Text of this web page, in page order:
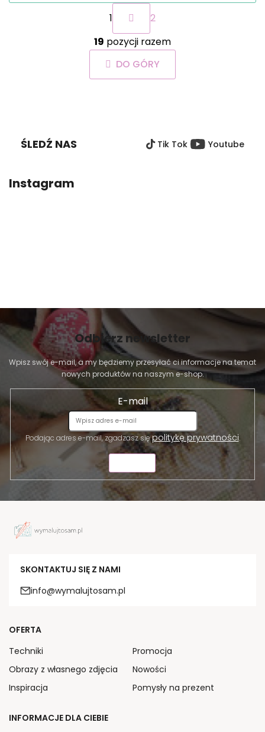
K
o
n
t
r
P
a
g
i
n
a
c
1
2
19 pozycji razem
DO GÓRY
ŚLEDŹ NAS Tik Tok Youtube
Instagram
Odbierz newsletter
Wpisz swój e-mail, a my będziemy przesyłać ci informacje na temat
nowych produktów na naszym e-shop.
E-mail
Podając adres e-mail, zgadzasz siępolitykę prywatności.
SKONTAKTUJ SIĘ Z NAMI
info@wymalujtosam.pl
OFERTA
Techniki
Obrazy z własnego zdjęcia
Inspiracja
Promocja
Nowości
Pomysły na prezent
INFORMACJE DLA CIEBIE